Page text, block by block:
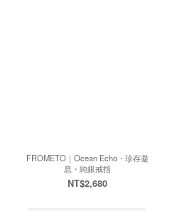
FROMETO｜Ocean Echo・珍存凝
息・純銀戒指
NT$2,680